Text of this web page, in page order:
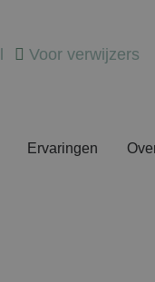
Voor verwijzers
Ervaringen